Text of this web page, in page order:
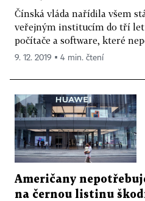
Čínská vláda nařídila všem
veřejným institucím do tří let
počítače a software, které
9. 12. 2019 ▪ 4 min. čtení
Američany
na černou listinu